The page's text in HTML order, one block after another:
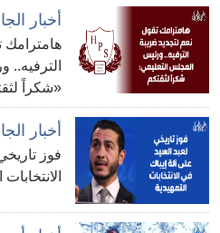
أخبار
هامترامك
«شكراً
أخبار
فوز
الانتخابات